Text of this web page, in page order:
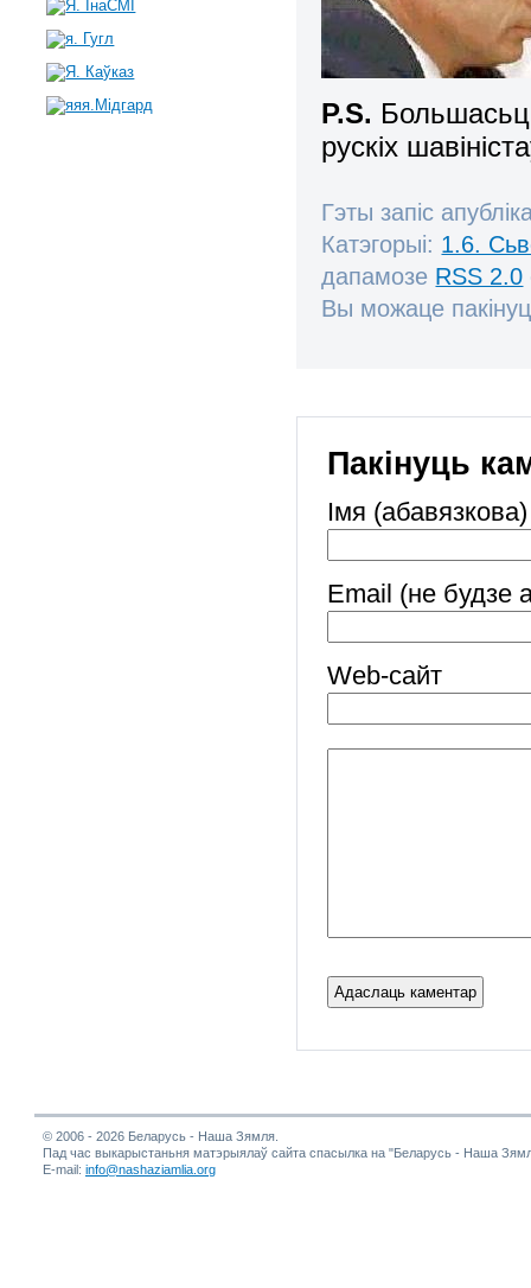
P.S.
рускіх
Гэты запіс
Катэгорыі: 1.6.
дапамозе RSS 2.0
Вы можаце
Пакінуць
Імя (абавязкова)
Email (не будзе
Web-cайт
© 2006 - 2026 Беларусь - Наша Зямля.
Пад час выкарыстаньня матэрыялаў сайта спасылка на "Беларусь - Наша
E-mail: info@nashaziamlia.org